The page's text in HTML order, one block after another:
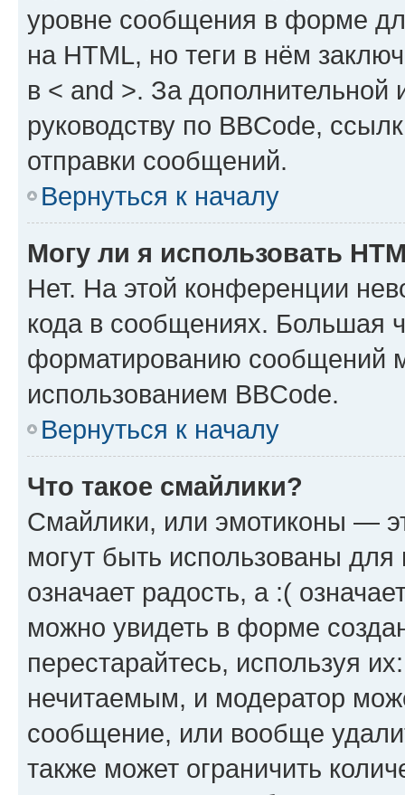
уровне сообщения в форме
на HTML, но теги в нём
в < and >. За
руководству по BBCode,
отправки сообщений.
Вернуться к началу
Могу ли я использовать
Нет. На этой конференции
кода в сообщениях. Большая
форматированию сообщений
использованием BBCode.
Вернуться к началу
Что такое смайлики?
Смайлики, или эмотиконы —
могут быть использованы
означает радость, а :(
можно увидеть в форме
перестарайтесь, используя
нечитаемым, и модератор
сообщение, или вообще
также может ограничить